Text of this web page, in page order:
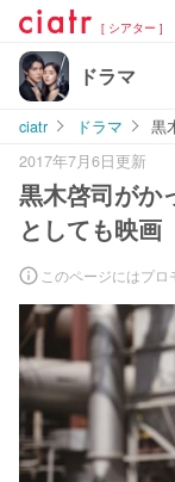
[ シアター ]
ドラマ
ciatr ドラマ
黒
2017年7月6日更新
黒木啓司がか
としても映画
このページにはプ